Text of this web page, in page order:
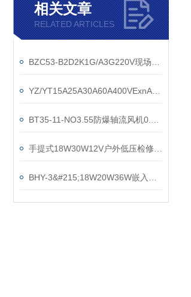
相关文章
RELATED ARTICLES